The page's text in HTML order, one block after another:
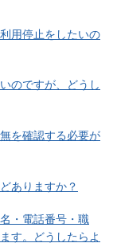
用停止をしたいの
のですが、どうし
を確認する必要が
ありますか？
・電話番号・職
す。どうしたらよ